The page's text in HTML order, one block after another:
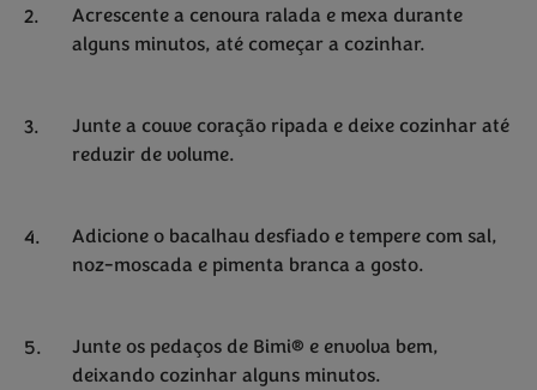
Acrescente a cenoura ralada e mexa durante
alguns minutos, até começar a cozinhar.
Junte a couve coração ripada e deixe cozinhar até
reduzir de volume.
Adicione o bacalhau desfiado e tempere com sal,
noz-moscada e pimenta branca a gosto.
Junte os pedaços de Bimi® e envolva bem,
deixando cozinhar alguns minutos.